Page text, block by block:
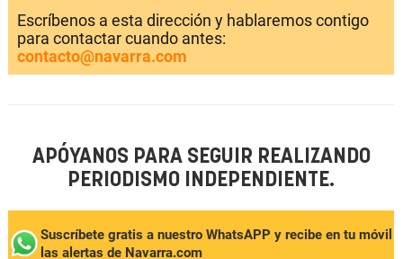
Escríbenos a esta dirección y hablaremos contigo
para contactar cuando antes:
contacto@navarra.com
APÓYANOS PARA SEGUIR REALIZANDO
PERIODISMO INDEPENDIENTE.
Suscríbete gratis a nuestro WhatsAPP y recibe en tu móvil
las alertas de Navarra.com